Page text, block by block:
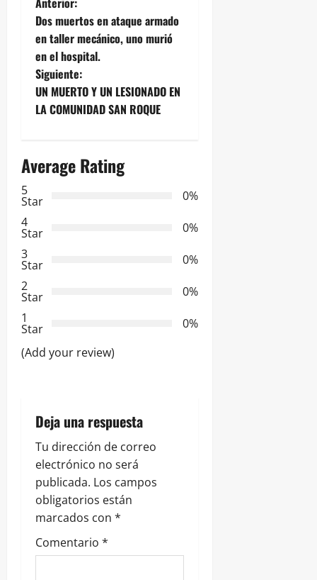
N
a
v
e
a
i
ó
n
d
e
e
t
r
a
d
a
Dos muertos en ataque armado
en taller mecánico, uno murió
en el hospital.
Siguiente:
UN MUERTO Y UN LESIONADO EN
LA COMUNIDAD SAN ROQUE
Average Rating
5
Star
0%
4
Star
0%
3
Star
0%
2
Star
0%
1
Star
0%
(Add your review)
Deja una respuesta
Tu dirección de correo
electrónico no será
publicada. Los campos
obligatorios están
marcados con *
Comentario *